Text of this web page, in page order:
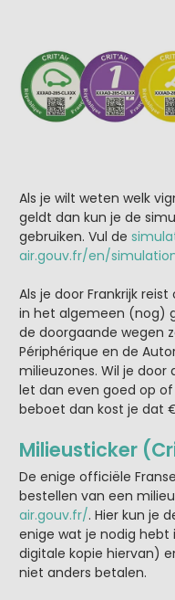
Als je wilt weten welk
geldt dan kun je de
gebruiken. Vul de
air.gouv.fr/en/
Als je door Frankrijk
in het algemeen (nog)
de doorgaande wegen
Périphérique en de
milieuzones. Wil je door
let dan even goed op
beboet dan kost je dat
Milieusticker
De enige officiële
bestellen van een
air.gouv.fr/. Hier kun je
enige wat je nodig hebt
digitale kopie hiervan)
niet anders betalen.